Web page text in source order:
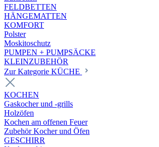
FELDBETTEN
HÄNGEMATTEN
KOMFORT
Polster
Moskitoschutz
PUMPEN + PUMPSÄCKE
KLEINZUBEHÖR
Zur Kategorie KÜCHE
KOCHEN
Gaskocher und -grills
Holzöfen
Kochen am offenen Feuer
Zubehör Kocher und Öfen
GESCHIRR